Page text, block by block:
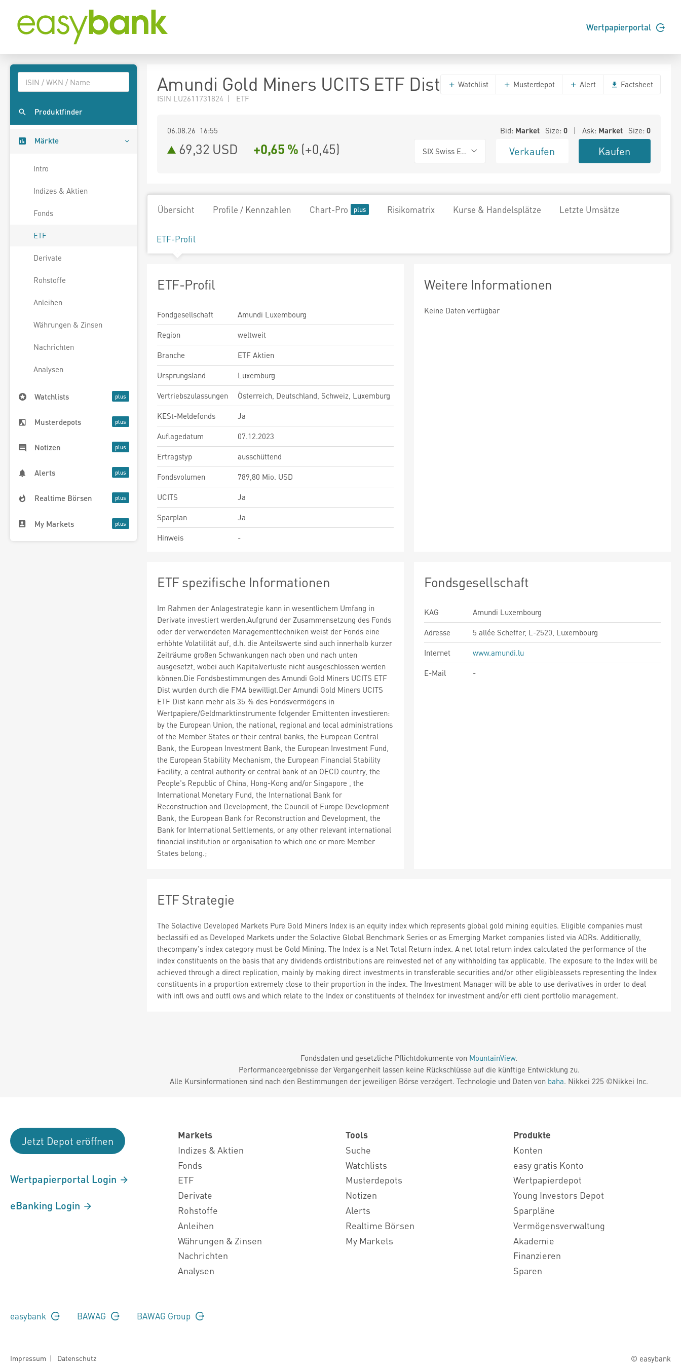
Wertpapierportal
Produktfinder
Märkte
Intro
Indizes & Aktien
Fonds
ETF
Derivate
Rohstoffe
Anleihen
Währungen & Zinsen
Nachrichten
Analysen
Watchlists
Musterdepots
Notizen
Alerts
Realtime Börsen
My Markets
Amundi Gold Miners UCITS ETF Dist
ISIN LU2611731824 | ETF
Watchlist Musterdepot Alert Factsheet
06.08.26 16:55 Bid: Market Size: 0| Ask: Market Size: 0
69,32 USD +0,65 % (+0,45) SIX Swiss Exchange Verkaufen Kaufen
Übersicht Profile / Kennzahlen Chart-Pro Risikomatrix Kurse & Handelsplätze Letzte Umsätze
ETF-Profil
ETF-Profil
Fondgesellschaft
Amundi Luxembourg
Region
weltweit
Branche
ETF Aktien
Ursprungsland
Luxemburg
Vertriebszulassungen
Österreich, Deutschland, Schweiz, Luxemburg
KESt-Meldefonds
Ja
Auflagedatum
07.12.2023
Ertragstyp
ausschüttend
Fondsvolumen
789,80 Mio. USD
UCITS
Ja
Sparplan
Ja
Hinweis
-
Weitere Informationen
Keine Daten verfügbar
ETF spezifische Informationen
Im Rahmen der Anlagestrategie kann in wesentlichem Umfang in
Derivate investiert werden.Aufgrund der Zusammensetzung des Fonds
oder der verwendeten Managementtechniken weist der Fonds eine
erhöhte Volatilität auf, d.h. die Anteilswerte sind auch innerhalb kurzer
Zeiträume großen Schwankungen nach oben und nach unten
ausgesetzt, wobei auch Kapitalverluste nicht ausgeschlossen werden
können.Die Fondsbestimmungen des Amundi Gold Miners UCITS ETF
Dist wurden durch die FMA bewilligt.Der Amundi Gold Miners UCITS
ETF Dist kann mehr als 35 % des Fondsvermögens in
Wertpapiere/Geldmarktinstrumente folgender Emittenten investieren:
by the European Union, the national, regional and local administrations
of the Member States or their central banks, the European Central
Bank, the European Investment Bank, the European Investment Fund,
the European Stability Mechanism, the European Financial Stability
Facility, a central authority or central bank of an OECD country, the
People's Republic of China, Hong-Kong and/or Singapore , the
International Monetary Fund, the International Bank for
Reconstruction and Development, the Council of Europe Development
Bank, the European Bank for Reconstruction and Development, the
Bank for International Settlements, or any other relevant international
financial institution or organisation to which one or more Member
States belong.;
Fondsgesellschaft
KAG
Amundi Luxembourg
Adresse
5 allée Scheffer, L-2520, Luxembourg
Internet
www.amundi.lu
E-Mail
-
ETF Strategie
The Solactive Developed Markets Pure Gold Miners Index is an equity index which represents global gold mining equities. Eligible companies must
beclassifi ed as Developed Markets under the Solactive Global Benchmark Series or as Emerging Market companies listed via ADRs. Additionally,
thecompany's index category must be Gold Mining. The Index is a Net Total Return index. A net total return index calculated the performance of the
index constituents on the basis that any dividends ordistributions are reinvested net of any withholding tax applicable. The exposure to the Index will be
achieved through a direct replication, mainly by making direct investments in transferable securities and/or other eligibleassets representing the Index
constituents in a proportion extremely close to their proportion in the index. The Investment Manager will be able to use derivatives in order to deal
with infl ows and outfl ows and which relate to the Index or constituents of theIndex for investment and/or effi cient portfolio management.
Fondsdaten und gesetzliche Pflichtdokumente von MountainView.
Performanceergebnisse der Vergangenheit lassen keine Rückschlüsse auf die künftige Entwicklung zu.
Alle Kursinformationen sind nach den Bestimmungen der jeweiligen Börse verzögert. Technologie und Daten von baha. Nikkei 225 ©Nikkei Inc.
Jetzt Depot eröffnen
Wertpapierportal Login
eBanking Login
Markets
Indizes & Aktien
Fonds
ETF
Derivate
Rohstoffe
Anleihen
Währungen & Zinsen
Nachrichten
Analysen
Tools
Suche
Watchlists
Musterdepots
Notizen
Alerts
Realtime Börsen
My Markets
Produkte
Konten
easy gratis Konto
Wertpapierdepot
Young Investors Depot
Sparpläne
Vermögensverwaltung
Akademie
Finanzieren
Sparen
easybank BAWAG BAWAG Group
Impressum | Datenschutz © easybank